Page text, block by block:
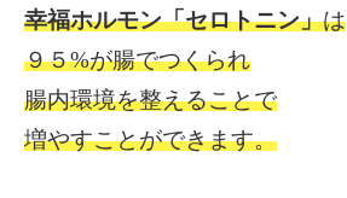
幸福ホルモン「セロトニン」は
９５%が腸でつくられ
腸内環境を整えることで
増やすことができます。